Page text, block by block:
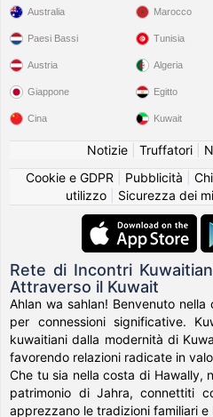
Australia
Paesi Bassi
Austria
Giappone
Cina
Marocco
Tunisia
Algeria
Egitto
Kuwait
Notizie| Truffatori|
Cookie e GDPR
Pubblicità
utilizzo| Sicurezza dei
Rete di Incontri
Attraverso il Kuwait
Ahlan wa sahlan! Benvenuto
per connessioni significative.
kuwaitiani dalla modernità di
favorendo relazioni radicate in
Che tu sia nella costa di Hawally,
patrimonio di Jahra, connettiti
apprezzano le tradizioni familiari